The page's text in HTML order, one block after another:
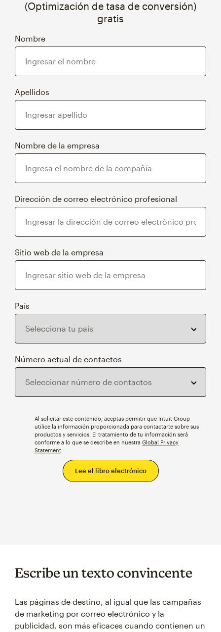
(Optimización de tasa de conversión)
gratis
Nombre
Apellidos
Nombre de la empresa
Dirección de correo electrónico profesional
Sitio web de la empresa
País
Número actual de contactos
Al solicitar este contenido, aceptas permitir que Intuit Group
utilice la información proporcionada para contactarte sobre sus
productos y servicios. El tratamiento de tu información será
conforme a lo que se describe en nuestra Global Privacy
Statement
Escribe un texto convincente
Las páginas de destino, al igual que las campañas
de marketing por correo electrónico y la
publicidad, son más eficaces cuando contienen un